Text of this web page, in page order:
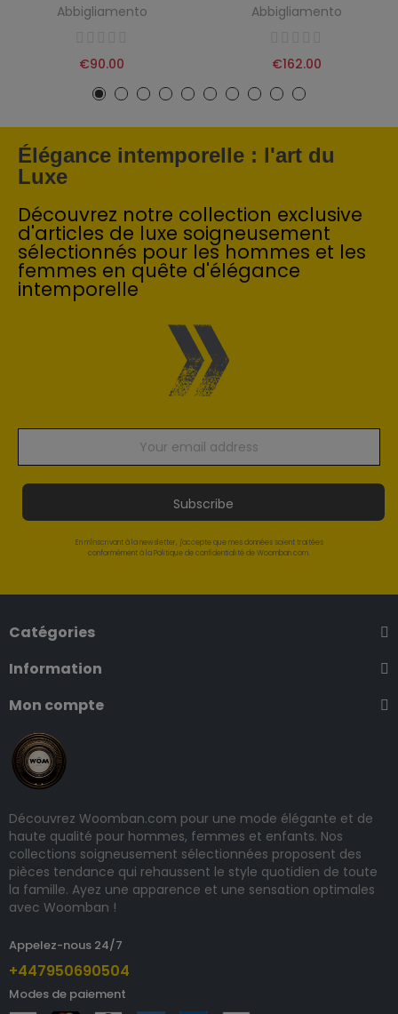
Abbigliamento
€90.00
Abbigliamento
€162.00
Élégance intemporelle : l'art du
Luxe
Découvrez notre collection exclusive
d'articles de luxe soigneusement
sélectionnés pour les hommes et les
femmes en quête d'élégance
intemporelle
Subscribe
En m'inscrivant à la newsletter, j'accepte que mes données soient traitées
conformément à la Politique de confidentialité de Woomban.com.
Catégories
Information
Mon compte
Découvrez Woomban.com pour une mode élégante et de
haute qualité pour hommes, femmes et enfants. Nos
collections soigneusement sélectionnées proposent des
pièces tendance qui rehaussent le style quotidien de toute
la famille. Ayez une apparence et une sensation optimales
avec Woomban !
Appelez-nous 24/7
+447950690504
Modes de paiement